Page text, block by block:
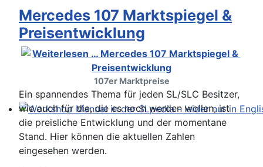
Workshop Manual in der SLpedia - leider nur in
Mercedes 107 Marktspiegel &
Preisentwicklung
107er Marktpreise
Ein spannendes Thema für jeden SL/SLC Besitzer,
wie auch für die, die es noch werden wollen, ist
die preisliche Entwicklung und der momentane
Stand. Hier können die aktuellen Zahlen
eingesehen werden.